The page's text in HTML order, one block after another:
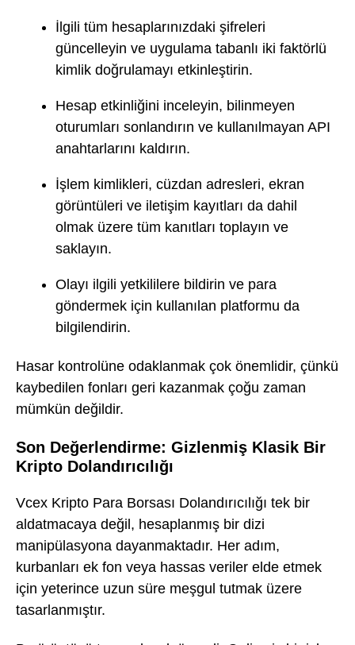
İlgili tüm hesaplarınızdaki şifreleri
güncelleyin ve uygulama tabanlı iki faktörlü
kimlik doğrulamayı etkinleştirin.
Hesap etkinliğini inceleyin, bilinmeyen
oturumları sonlandırın ve kullanılmayan API
anahtarlarını kaldırın.
İşlem kimlikleri, cüzdan adresleri, ekran
görüntüleri ve iletişim kayıtları da dahil
olmak üzere tüm kanıtları toplayın ve
saklayın.
Olayı ilgili yetkililere bildirin ve para
göndermek için kullanılan platformu da
bilgilendirin.
Hasar kontrolüne odaklanmak çok önemlidir, çünkü
kaybedilen fonları geri kazanmak çoğu zaman
mümkün değildir.
Son Değerlendirme: Gizlenmiş Klasik Bir
Kripto Dolandırıcılığı
Vcex Kripto Para Borsası Dolandırıcılığı tek bir
aldatmacaya değil, hesaplanmış bir dizi
manipülasyona dayanmaktadır. Her adım,
kurbanları ek fon veya hassas veriler elde etmek
için yeterince uzun süre meşgul tutmak üzere
tasarlanmıştır.